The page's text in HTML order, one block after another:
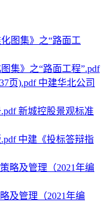
集》之“路面工程”.pdf
中建华北公司
新城控股景观标准
中建《投标答辩指
及管理（2021年编